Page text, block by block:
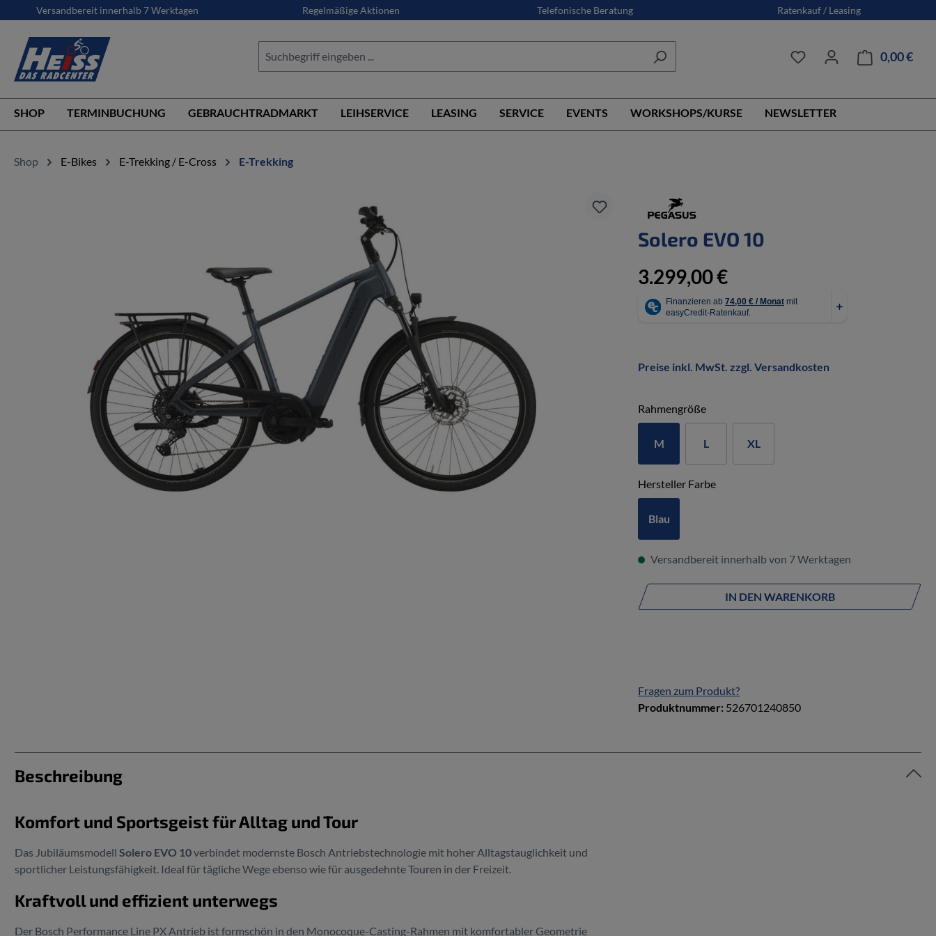
Zur Hauptnavigation springen
Versandbereit innerhalb 7 Werktagen Regelmäßige Aktionen Telefonische Beratung Ratenkauf / Leasing
0,00 €
SHOP TERMINBUCHUNG GEBRAUCHTRADMARKT LEIHSERVICE LEASING SERVICE EVENTS WORKSHOPS/KURSE NEWSLETTER
Shop E-Bikes E-Trekking / E-Cross E-Trekking
Solero EVO 10
3.299,00 €
Preise inkl. MwSt. zzgl. Versandkosten
Rahmengrößeauswählen
M L XL
Hersteller Farbeauswählen
Blau
Versandbereit innerhalb von 7 Werktagen
IN DEN WARENKORB
Fragen zum Produkt?
Produktnummer: 526701240850
Beschreibung
Komfort und Sportsgeist für Alltag und Tour
Das Jubiläumsmodell Solero EVO 10verbindet modernste Bosch Antriebstechnologie mit hoher Alltagstauglichkeit und
sportlicher Leistungsfähigkeit. Ideal für tägliche Wege ebenso wie für ausgedehnte Touren in der Freizeit.
Kraftvoll und effizient unterwegs
Der Bosch Performance Line PX Antrieb ist formschön in den Monocoque-Casting-Rahmen mit komfortabler Geometrie